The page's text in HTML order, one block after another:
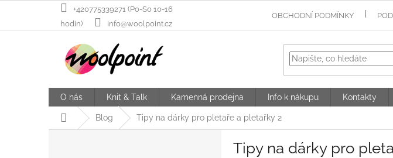
+420775339271 (Po-So 10-16
hodin)
info@woolpoint.cz
OBCHODNÍ PODMÍNKY
O nás Knit & Talk Kamenná prodejna Info k nákupu Kontakty
Domů Blog Tipy na dárky pro pletaře a pletařky 2
Tipy na dárky pro